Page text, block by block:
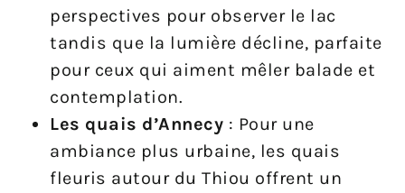
perspectives pour observer le lac
tandis que la lumière décline, parfaite
pour ceux qui aiment mêler balade et
contemplation.
Les quais d’Annecy : Pour une
ambiance plus urbaine, les quais
fleuris autour du Thiou offrent un